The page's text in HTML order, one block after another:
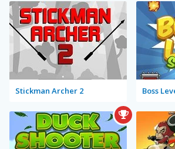
Stickman Archer 2 Boss